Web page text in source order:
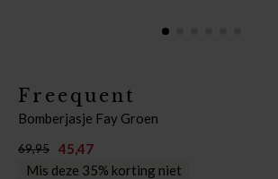
Freequent
Bomberjasje Fay Groen
69,95
45,47
Mis deze 35% korting niet